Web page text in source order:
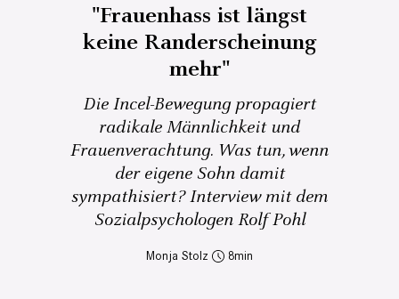
"Frauenhass ist längst
keine Randerscheinung
mehr"
Die Incel-Bewegung propagiert
radikale Männlichkeit und
Frauenverachtung. Was tun, wenn
der eigene Sohn damit
sympathisiert? Interview mit dem
Sozialpsychologen Rolf Pohl
Monja Stolz 8